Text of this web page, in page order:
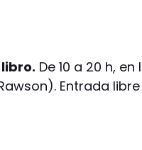
De 10 a 20 h,
Entrada